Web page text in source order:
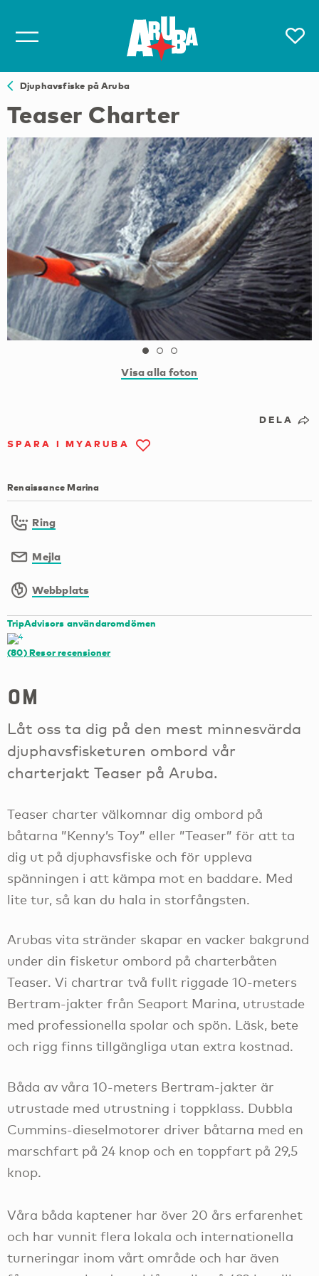
Djuphavsfiske på Aruba
Teaser Charter
Visa alla foton
DELA
SPARA I MYARUBA
Renaissance Marina
Ring
Mejla
Webbplats
TripAdvisors användaromdömen
(80)Resor recensioner
om
Låt oss ta dig på den mest minnesvärda
djuphavsfisketuren ombord vår
charterjakt Teaser på Aruba.
Teaser charter välkomnar dig ombord på
båtarna ”Kenny’s Toy” eller ”Teaser” för att ta
dig ut på djuphavsfiske och för uppleva
spänningen i att kämpa mot en baddare. Med
lite tur, så kan du hala in storfångsten.
Arubas vita stränder skapar en vacker bakgrund
under din fisketur ombord på charterbåten
Teaser. Vi chartrar två fullt riggade 10-meters
Bertram-jakter från Seaport Marina, utrustade
med professionella spolar och spön. Läsk, bete
och rigg finns tillgängliga utan extra kostnad.
Båda av våra 10-meters Bertram-jakter är
utrustade med utrustning i toppklass. Dubbla
Cummins-dieselmotorer driver båtarna med en
marschfart på 24 knop och en toppfart på 29,5
knop.
Våra båda kaptener har över 20 års erfarenhet
och har vunnit flera lokala och internationella
turneringar inom vårt område och har även